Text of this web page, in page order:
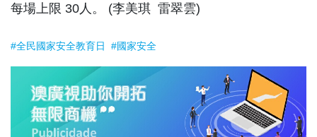
每場上限 30人。 (李美琪 雷翠雲)
#全民國家安全教育日 #國家安全